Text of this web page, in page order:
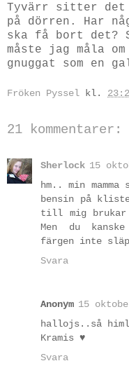
Tyvärr sitter det
på dörren. Har
ska få bort det?
måste jag måla
gnuggat som en
Fröken Pyssel kl.
21 kommentarer:
Sherlock 15
hm.. min
bensin på
till mig brukar
Men du
färgen inte
Svara
Anonym 15
hallojs..så
Kramis ♥
Svara